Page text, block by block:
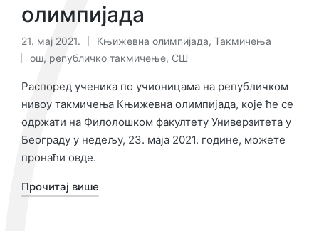
олимпијада
21. мај 2021.
Објављено
у
Књижевна олимпијада, Такмичења
Ознаке:
ош, републичко такмичење, СШ
Распоред ученика по учионицама на републичком
нивоу такмичења Књижевна олимпијада, које ће се
одржати на Филолошком факултету Универзитета у
Београду у недељу, 23. маја 2021. године, можете
пронаћи овде.
Прочитај више